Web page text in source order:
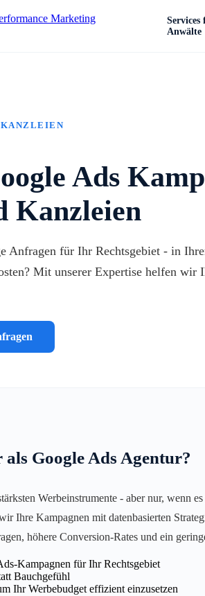
Services
Anwälte
KANZLEIEN
Ads
Kanzleien
Anfragen für Ihr Rechtsgebiet - in
Mit unserer Expertise helfen wir
Google Ads Agentur?
Werbeinstrumente - aber nur, wenn
Ihre Kampagnen mit datenbasierten
höhere Conversion-Rates und ein
Kampagnen für Ihr Rechtsgebiet
Bauchgefühl
Ihr Werbebudget effizient einzusetzen